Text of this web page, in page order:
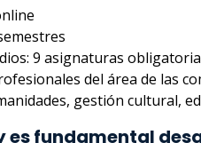
9 asignaturas
del área de las
gestión cultural,
es fundamental